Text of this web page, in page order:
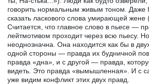
говорить нормальным живым тоном.
сказать ласкового слова умирающей жене
Считается, что главное слово в пьесе —
лейтмотивом проходит через всю пьесу.
неоднозначна. Она находится как бы в
одной стороны — правда их будничной
правда «дна», и с другой — правда,
видеть. Это правда «вымышленная». И с
уже видим конфликт этих двух правд.